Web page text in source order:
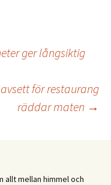
ger långsiktig
för restaurang
räddar maten →
allt mellan himmel och